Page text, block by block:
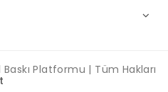
Platformu | Tüm Hakları